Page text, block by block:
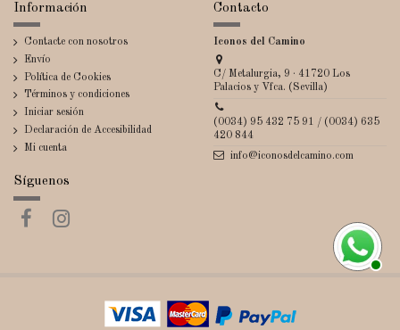
Información
Contacte con nosotros
Envío
Política de Cookies
Términos y condiciones
Iniciar sesión
Declaración de Accesibilidad
Mi cuenta
Contacto
Iconos del Camino
C/ Metalurgia, 9 · 41720 Los
Palacios y Vfca. (Sevilla)
(0034) 95 432 75 91 / (0034) 635
420 844
info@iconosdelcamino.com
Síguenos